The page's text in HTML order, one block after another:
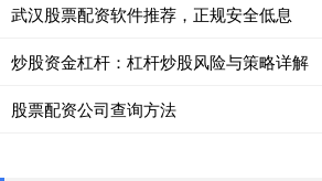
武汉股票配资软件推荐，正规安全低息
炒股资金杠杆：杠杆炒股风险与策略详解
股票配资公司查询方法